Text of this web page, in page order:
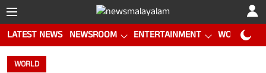
LATEST NEWS NEWSROOM ENTERTAINMENT WORLD CUP
WORLD